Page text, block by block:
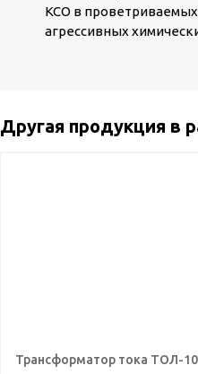
КСО в
агрессивных
Другая продукция в
Трансформатор тока ТОЛ-